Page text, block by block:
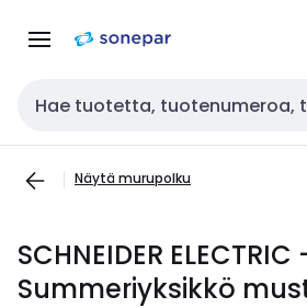
navigointiinsisältöön
Haku
Näytä murupolku
SCHNEIDER
Summeriyksikkö